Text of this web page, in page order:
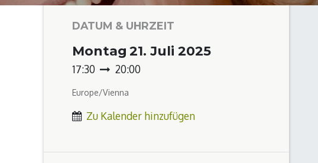
DATUM & UHRZEIT
Montag 21. Juli 2025
17:30 20:00
Europe/Vienna
Zu Kalender hinzufügen